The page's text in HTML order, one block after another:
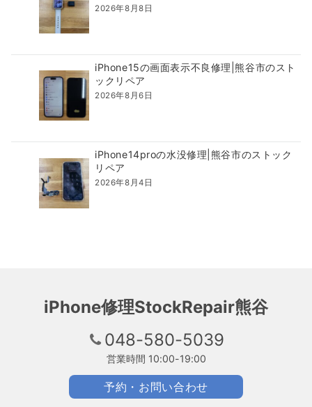
2026年8月8日
iPhone15の画面表示不良修理|熊谷市のスト
ックリペア
2026年8月6日
iPhone14proの水没修理|熊谷市のストック
リペア
2026年8月4日
iPhone修理StockRepair熊谷
048-580-5039
営業時間 10:00-19:00
予約・お問い合わせ